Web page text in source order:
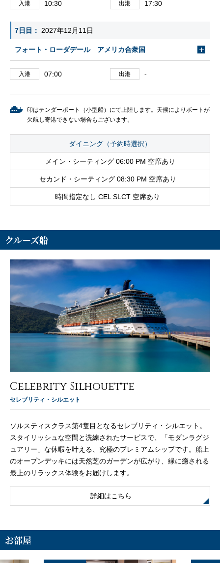
入港 10:30 出港 17:30
7日目 2027年12月11日
フォート・ローダデール アメリカ合衆国
入港 07:00 出港 -
印はテンダーポート（小型船）にて上陸します。天候によりボートが
欠航し寄港できない場合もございます。
ダイニング（予約時選択）
メイン・シーティング 06:00 PM 空席あり
セカンド・シーティング 08:30 PM 空席あり
時間指定なし CEL SLCT 空席あり
クルーズ船
Celebrity Silhouette
セレブリティ・シルエット
ソルスティスクラス第4隻目となるセレブリティ・シルエット。
スタイリッシュな空間と洗練されたサービスで、「モダンラグジ
ュアリー」な休暇を叶える、究極のプレミアムシップです。船上
のオープンデッキには天然芝のガーデンが広がり、緑に癒される
最上のリラックス体験をお届けします。
詳細はこちら
お部屋